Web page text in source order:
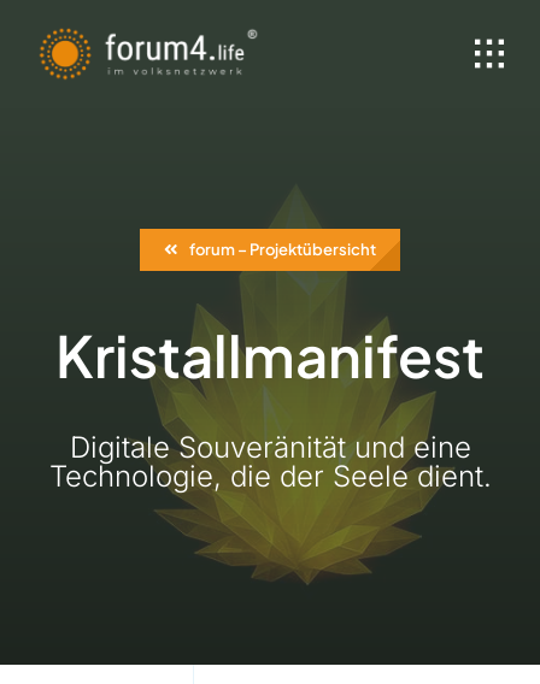
Inhalt
forum – Projektübersicht
Kristallmanifest
Digitale Souveränität und eine
Technologie, die der Seele dient.